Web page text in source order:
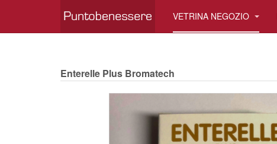
VETRINA NEGOZIO
Enterelle Plus Bromatech